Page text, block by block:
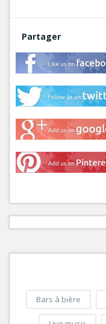
Partager
Bars à bière